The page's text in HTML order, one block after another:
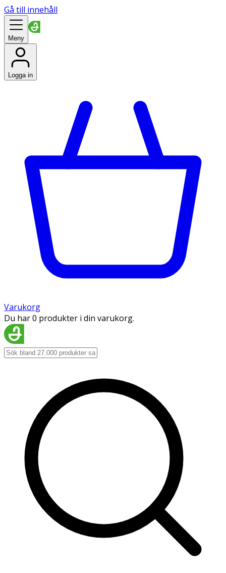
Gå till innehåll
Meny
Logga in
Varukorg
Du har 0 produkter i din varukorg.